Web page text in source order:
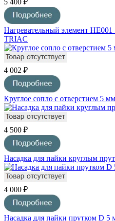
Нагревательный элемент
TRIAC
4 002 ₽
Круглое сопло с отверстием 5 мм
4 500 ₽
Насадка для пайки круглым
4 000 ₽
Насадка для пайки прутком D 5